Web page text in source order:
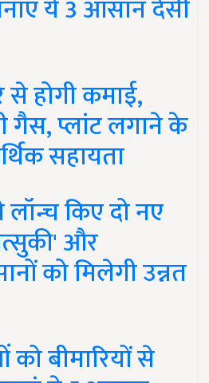
ये 3 आसान देसी
होगी कमाई,
गैस, प्लांट लगाने के
सहायता
किए दो नए
और
को मिलेगी उन्नत
बीमारियों से